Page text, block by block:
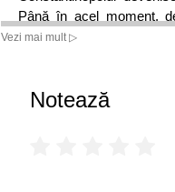
Până în acel moment,
asediu și căzuse o
Istoricul britanic Roger
de o rară acuratețe
copleșitor. Cartea sa nu
Vezi mai mult ▷
Notează